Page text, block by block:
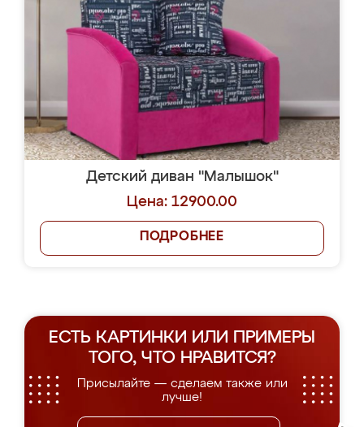
Детский диван "Малышок"
Цена: 12900.00
ПОДРОБНЕЕ
ЕСТЬ КАРТИНКИ ИЛИ ПРИМЕРЫ
ТОГО, ЧТО НРАВИТСЯ?
Присылайте — сделаем также или
лучше!